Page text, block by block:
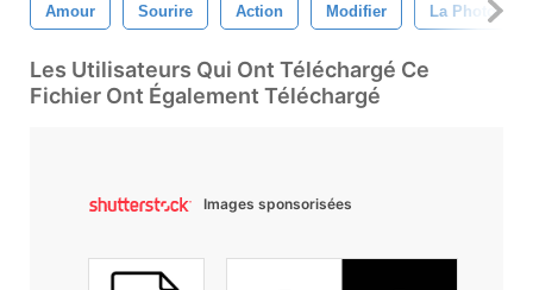
Amour Sourire Action Modifier La
Les Utilisateurs Qui Ont Téléchargé Ce
Fichier Ont Également Téléchargé
Images sponsorisées